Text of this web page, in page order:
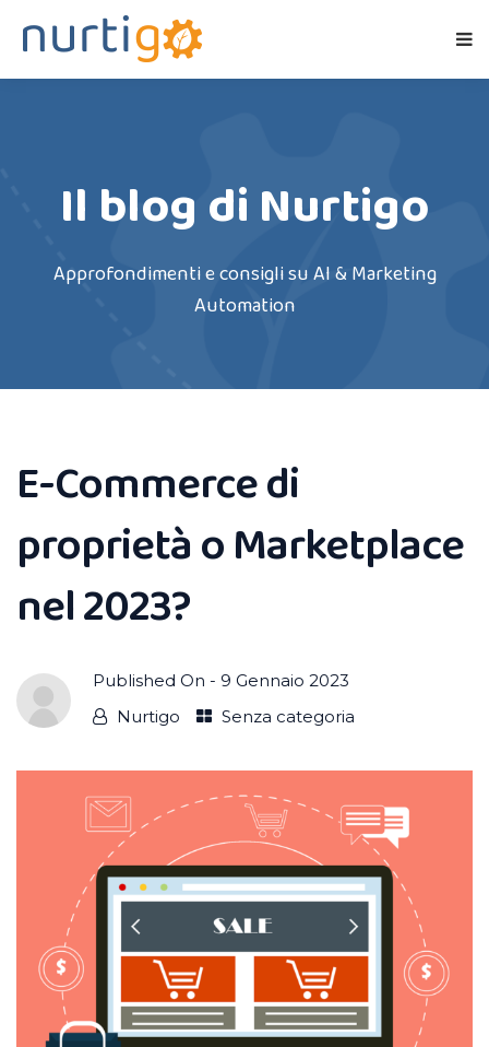
Il blog di Nurtigo
Approfondimenti e consigli su AI & Marketing
Automation
E-Commerce di
proprietà o Marketplace
nel 2023?
Published On - 9 Gennaio 2023
Nurtigo
Senza categoria